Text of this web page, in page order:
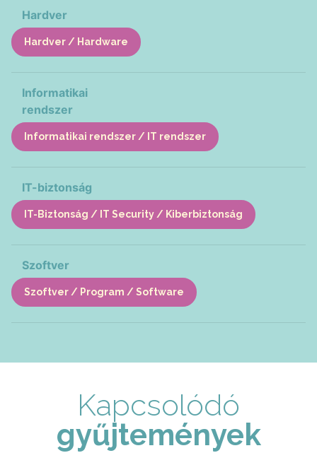
Hardver
Hardver / Hardware
Informatikai
rendszer
Informatikai rendszer / IT rendszer
IT-biztonság
IT-Biztonság / IT Security / Kiberbiztonság
Szoftver
Szoftver / Program / Software
Kapcsolódó
gyűjtemények